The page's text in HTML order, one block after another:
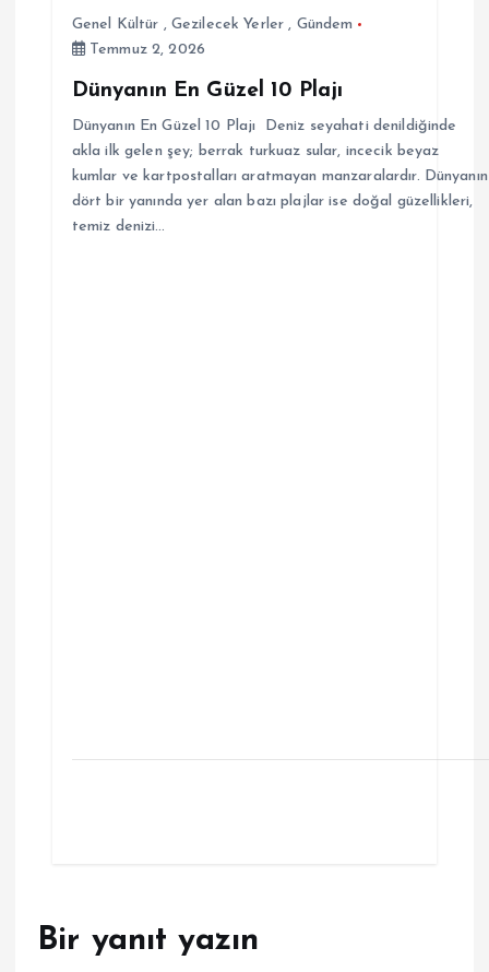
Genel Kültür , Gezilecek Yerler , Gündem
Temmuz 2, 2026
Dünyanın En Güzel 10 Plajı
Dünyanın En Güzel 10 Plajı Deniz seyahati denildiğinde
akla ilk gelen şey; berrak turkuaz sular, incecik beyaz
kumlar ve kartpostalları aratmayan manzaralardır. Dünyanın
dört bir yanında yer alan bazı plajlar ise doğal güzellikleri,
temiz denizi…
Bir yanıt yazın